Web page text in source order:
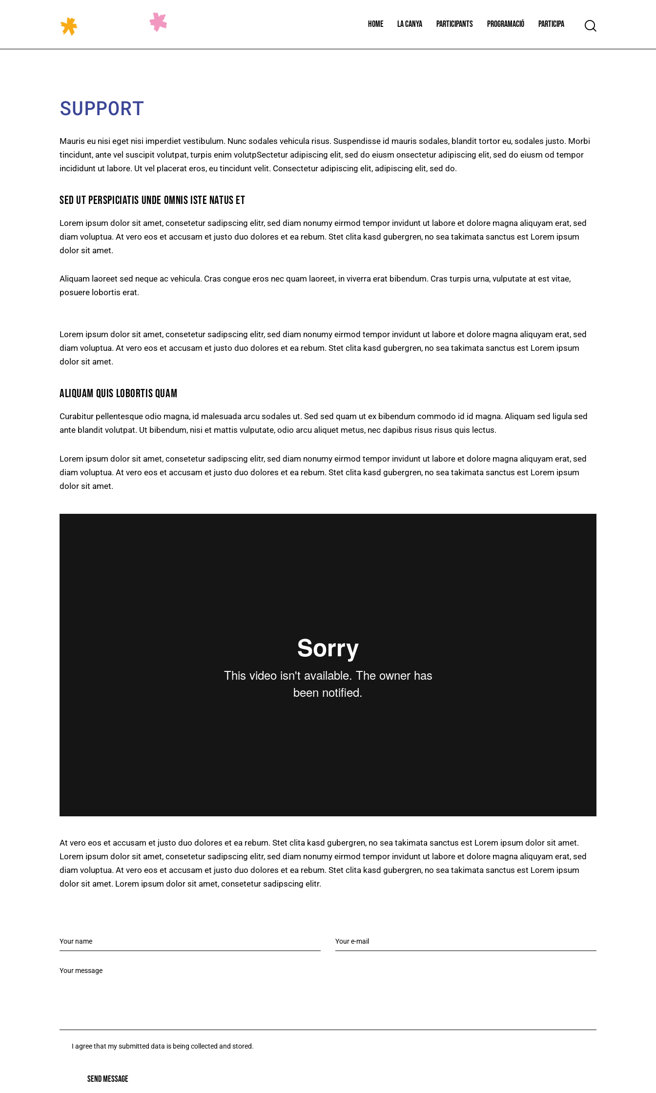
HOME LA CANYA PARTICIPANTS PROGRAMACIÓ PARTICIPA
SUPPORT
Mauris eu nisi eget nisi imperdiet vestibulum. Nunc sodales vehicula risus. Suspendisse id mauris sodales, blandit tortor eu, sodales justo. Morbi
tincidunt, ante vel suscipit volutpat, turpis enim volutpSectetur adipiscing elit, sed do eiusm onsectetur adipiscing elit, sed do eiusm od tempor
incididunt ut labore. Ut vel placerat eros, eu tincidunt velit. Consectetur adipiscing elit, adipiscing elit, sed do.
SED UT PERSPICIATIS UNDE OMNIS ISTE NATUS ET
Lorem ipsum dolor sit amet, consetetur sadipscing elitr, sed diam nonumy eirmod tempor invidunt ut labore et dolore magna aliquyam erat, sed
diam voluptua. At vero eos et accusam et justo duo dolores et ea rebum. Stet clita kasd gubergren, no sea takimata sanctus est Lorem ipsum
dolor sit amet.
Aliquam laoreet sed neque ac vehicula. Cras congue eros nec quam laoreet, in viverra erat bibendum. Cras turpis urna, vulputate at est vitae,
posuere lobortis erat.
Lorem ipsum dolor sit amet, consetetur sadipscing elitr, sed diam nonumy eirmod tempor invidunt ut labore et dolore magna aliquyam erat, sed
diam voluptua. At vero eos et accusam et justo duo dolores et ea rebum. Stet clita kasd gubergren, no sea takimata sanctus est Lorem ipsum
dolor sit amet.
ALIQUAM QUIS LOBORTIS QUAM
Curabitur pellentesque odio magna, id malesuada arcu sodales ut. Sed sed quam ut ex bibendum commodo id id magna. Aliquam sed ligula sed
ante blandit volutpat. Ut bibendum, nisi et mattis vulputate, odio arcu aliquet metus, nec dapibus risus risus quis lectus.
Lorem ipsum dolor sit amet, consetetur sadipscing elitr, sed diam nonumy eirmod tempor invidunt ut labore et dolore magna aliquyam erat, sed
diam voluptua. At vero eos et accusam et justo duo dolores et ea rebum. Stet clita kasd gubergren, no sea takimata sanctus est Lorem ipsum
dolor sit amet.
At vero eos et accusam et justo duo dolores et ea rebum. Stet clita kasd gubergren, no sea takimata sanctus est Lorem ipsum dolor sit amet.
Lorem ipsum dolor sit amet, consetetur sadipscing elitr, sed diam nonumy eirmod tempor invidunt ut labore et dolore magna aliquyam erat, sed
diam voluptua. At vero eos et accusam et justo duo dolores et ea rebum. Stet clita kasd gubergren, no sea takimata sanctus est Lorem ipsum
dolor sit amet. Lorem ipsum dolor sit amet, consetetur sadipscing elitr.
I agree that my submitted data is being collected and stored.
SEND MESSAGE